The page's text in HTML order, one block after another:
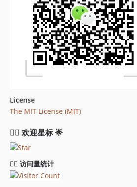
License
The MIT License (MIT)
🧚‍♀️ 欢迎星标 🌟
🧚‍♀️ 访问量统计